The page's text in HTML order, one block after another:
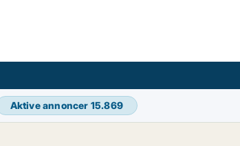
Aktive annoncer 15.869